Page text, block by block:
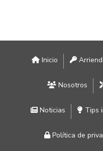
Inicio
Nosotros
Noticias Tips
Política de